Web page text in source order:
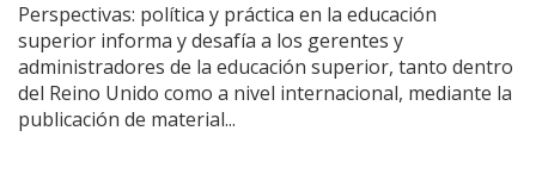
Perspectivas: política y práctica en la educación
superior informa y desafía a los gerentes y
administradores de la educación superior, tanto dentro
del Reino Unido como a nivel internacional, mediante la
publicación de material...